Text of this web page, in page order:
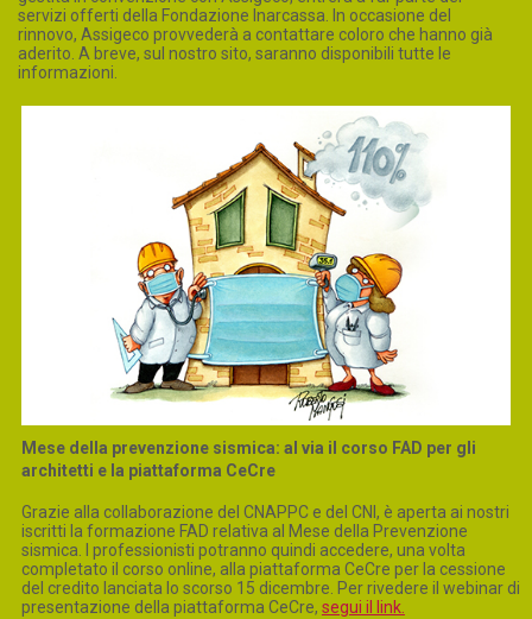
servizi offerti della Fondazione Inarcassa. In occasione del
rinnovo, Assigeco provvederà a contattare coloro che hanno già
aderito. A breve, sul nostro sito, saranno disponibili tutte le
informazioni.
Mese della prevenzione sismica: al via il corso FAD per gli
architetti e la piattaforma CeCre
Grazie alla collaborazione del CNAPPC e del CNI, è aperta ai nostri
iscritti la formazione FAD relativa al Mese della Prevenzione
sismica. I professionisti potranno quindi accedere, una volta
completato il corso online, alla piattaforma CeCre per la cessione
del credito lanciata lo scorso 15 dicembre. Per rivedere il webinar di
presentazione della piattaforma CeCre, segui il link.